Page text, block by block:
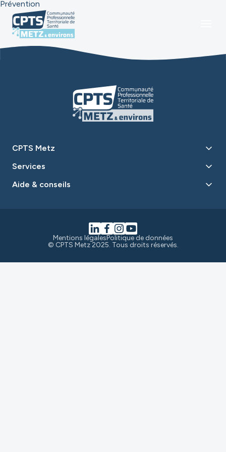
Prévention
CPTS Metz
Services
Aide & conseils
Mentions légalesPolitique de données
© CPTS Metz 2025. Tous droits réservés.